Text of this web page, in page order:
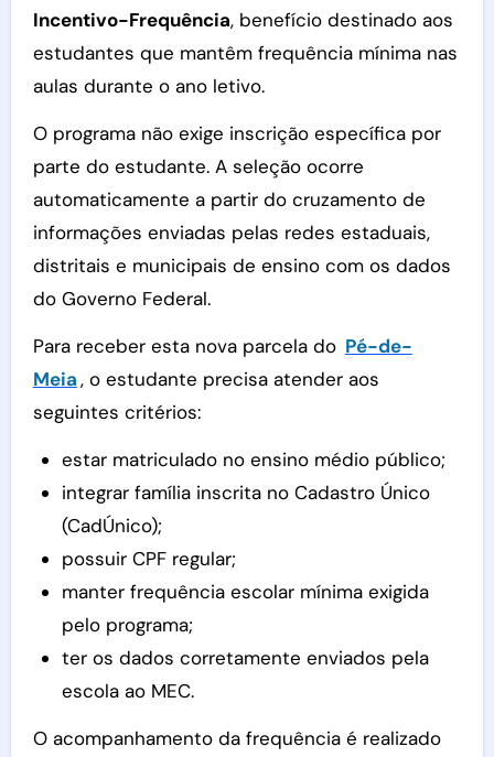
Incentivo-Frequência, benefício destinado aos
estudantes que mantêm frequência mínima nas
aulas durante o ano letivo.
O programa não exige inscrição específica por
parte do estudante. A seleção ocorre
automaticamente a partir do cruzamento de
informações enviadas pelas redes estaduais,
distritais e municipais de ensino com os dados
do Governo Federal.
Para receber esta nova parcela do Pé-de-
Meia, o estudante precisa atender aos
seguintes critérios:
estar matriculado no ensino médio público;
integrar família inscrita no Cadastro Único
(CadÚnico);
possuir CPF regular;
manter frequência escolar mínima exigida
pelo programa;
ter os dados corretamente enviados pela
escola ao MEC.
O acompanhamento da frequência é realizado